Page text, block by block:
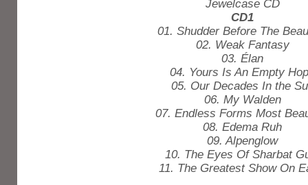
Jewelcase CD
CD1
01. Shudder Before The
02. Weak Fantasy
03. Élan
04. Yours Is An Empty
05. Our Decades In the
06. My Walden
07. Endless Forms Most
08. Edema Ruh
09. Alpenglow
10. The Eyes Of Sharbat
11. The Greatest Show On